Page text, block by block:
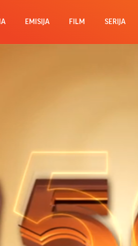
EMISIJA FILM SERIJA